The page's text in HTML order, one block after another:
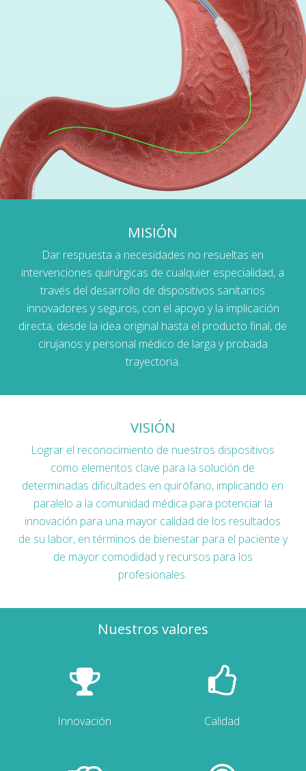
MISIÓN
Dar respuesta a necesidades no resueltas en
intervenciones quirúrgicas de cualquier especialidad, a
través del desarrollo de dispositivos sanitarios
innovadores y seguros, con el apoyo y la implicación
directa, desde la idea original hasta el producto final, de
cirujanos y personal médico de larga y probada
trayectoria.
VISIÓN
Lograr el reconocimiento de nuestros dispositivos
como elementos clave para la solución de
determinadas dificultades en quirófano, implicando en
paralelo a la comunidad médica para potenciar la
innovación para una mayor calidad de los resultados
de su labor, en términos de bienestar para el paciente y
de mayor comodidad y recursos para los
profesionales.
Nuestros valores
Innovación Calidad